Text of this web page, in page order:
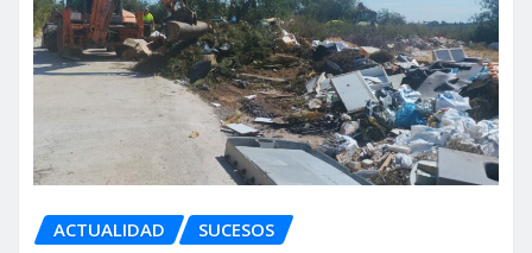
ACTUALIDAD SUCESOS